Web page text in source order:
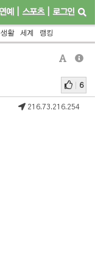
연예 스포츠 로그인
생활 세계 랭킹
6
216.73.216.254